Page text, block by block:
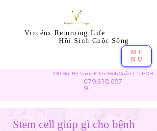
ME
NU
230 Hai Bà Trưng F. Tân Định Quận 1 Tp.HCH
079.618.687
9
Vincénx Returning Life
​ Hồi Sinh Cuộc Sống
Stem cell giúp gì cho bệnh